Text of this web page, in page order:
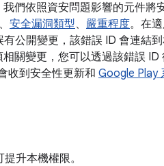
們依照資安問題影響的元件將
安全漏洞類型、 嚴重程度。在
公開變更，該錯誤 ID 會連結
關變更，您可以透過該錯誤 ID
收到安全性更新和 Google Play
升本機權限。